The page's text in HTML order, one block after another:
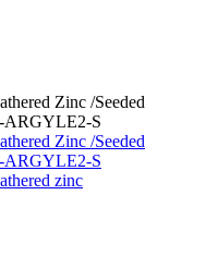
zinc